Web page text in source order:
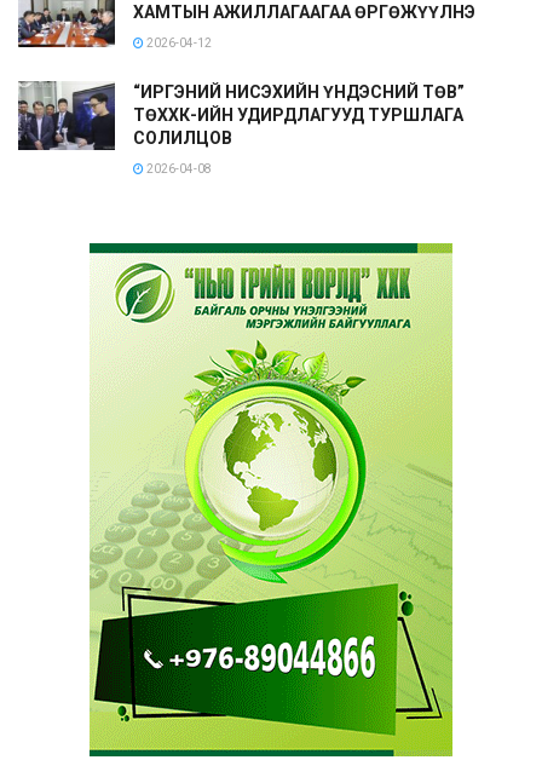
ХАМТЫН АЖИЛЛАГААГАА ӨРГӨЖҮҮЛНЭ
2026-04-12
“ИРГЭНИЙ НИСЭХИЙН ҮНДЭСНИЙ ТӨВ”
ТӨХХК-ИЙН УДИРДЛАГУУД ТУРШЛАГА
СОЛИЛЦОВ
2026-04-08